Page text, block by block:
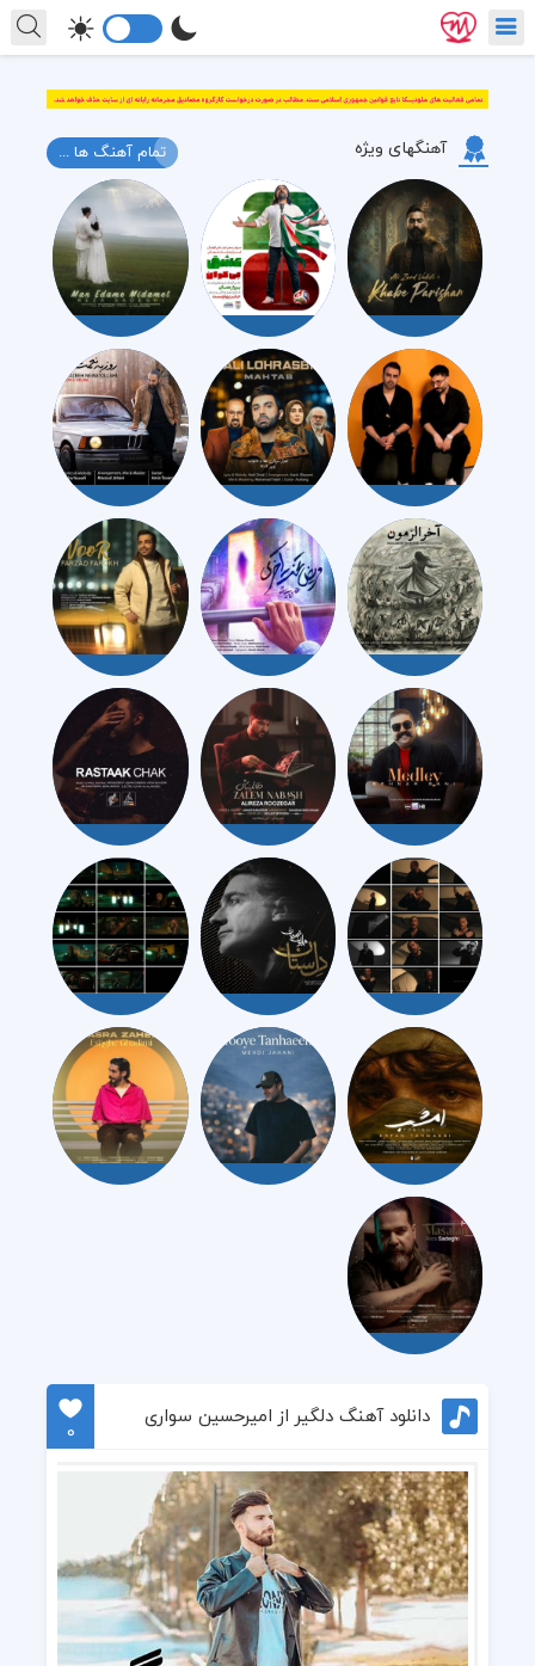
آهنگهای ویژه تمام آهنگ ها ...
دانلود آهنگ دلگیر از امیرحسین سواری
0